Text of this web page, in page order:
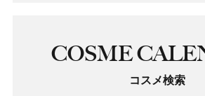
COSME
コスメ検索